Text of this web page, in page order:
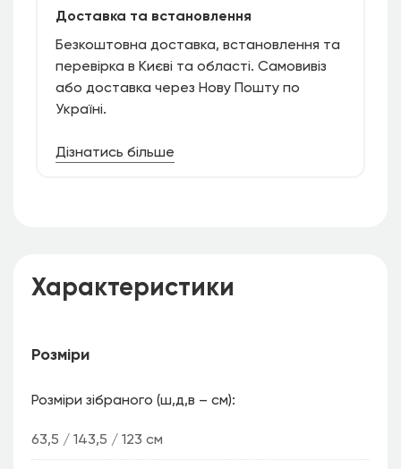
Доставка та встановлення
Безкоштовна доставка, встановлення та
перевірка в Києві та області. Самовивіз
або доставка через Нову Пошту по
Україні.
Дізнатись більше
Характеристики
Розміри
Розміри зібраного (ш,д,в – см)
63,5 / 143,5 / 123 см